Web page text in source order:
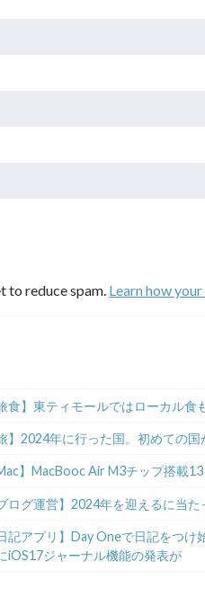
to reduce spam. Learn how
旅食】東ティモールではローカル
】2024年に行った国。初めての国
Mac】MacBooc Air M3チップ搭載
ログ運営】2024年を迎えるに当た
日記アプリ】Day Oneで日記をつ
iOS17ジャーナル機能の発表が